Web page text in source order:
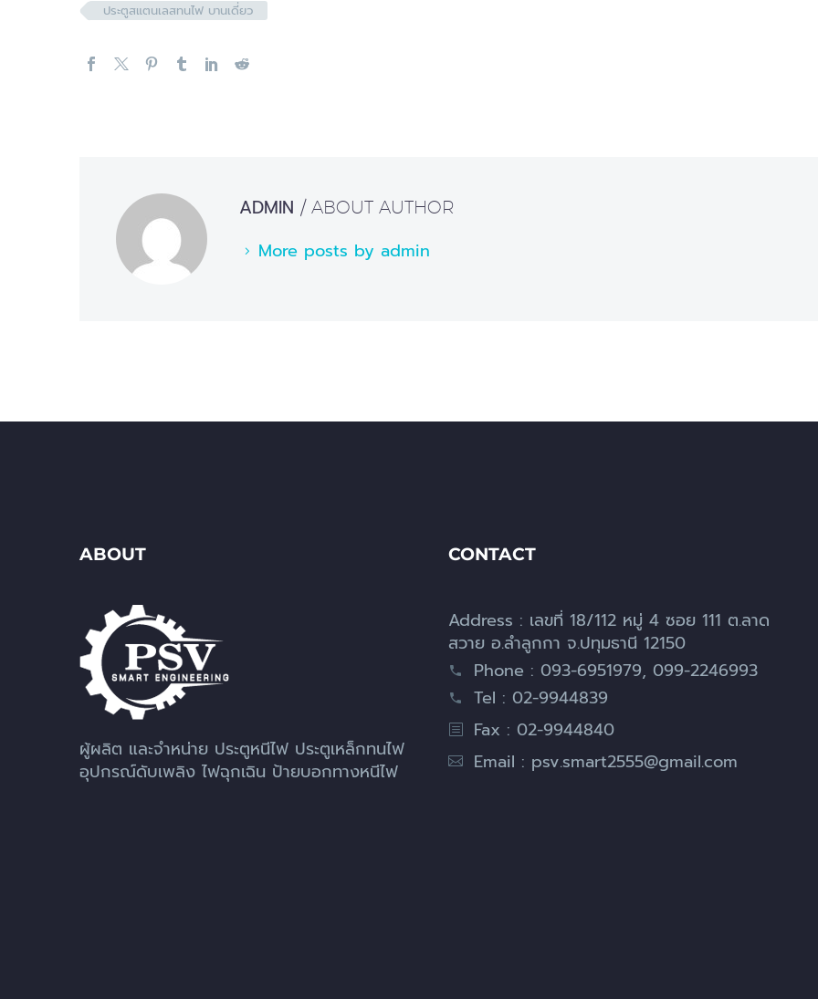
ประตูสแตนเลสทนไฟ บานเดี่ยว
ADMIN / ABOUT AUTHOR
More posts by admin
ABOUT
ผู้ผลิต และจำหน่าย ประตูหนีไฟ ประตูเหล็กทนไฟ
อุปกรณ์ดับเพลิง ไฟฉุกเฉิน ป้ายบอกทางหนีไฟ
CONTACT
Address : เลขที่ 18/112 หมู่ 4 ซอย 111 ต.ลาด
สวาย อ.ลำลูกกา จ.ปทุมธานี 12150
Phone : 093-6951979, 099-2246993
Tel : 02-9944839
Fax : 02-9944840
Email : psv.smart2555@gmail.com